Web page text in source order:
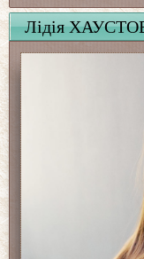
Лідія